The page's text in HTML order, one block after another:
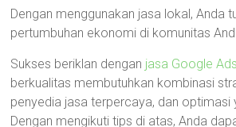
Dengan menggunakan jasa lokal, Anda
pertumbuhan ekonomi di komunitas
Sukses beriklan dengan jasa Google
berkualitas membutuhkan kombinasi
penyedia jasa terpercaya, dan optimasi
Dengan mengikuti tips di atas, Anda